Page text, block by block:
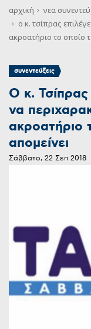
αρχική νεα
ο κ. τσίπρας
ακροατήριο το οποίο
συνεντεύξεις
Ο κ. Τσίπρας
να
ακροατήριο
απομείνει
Σάββατο, 22 Σεπ 2018